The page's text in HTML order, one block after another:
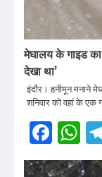
मेघालय के गाइड
देखा था’
इंदौर। हनीमून मनाने
शनिवार को वहां के एक